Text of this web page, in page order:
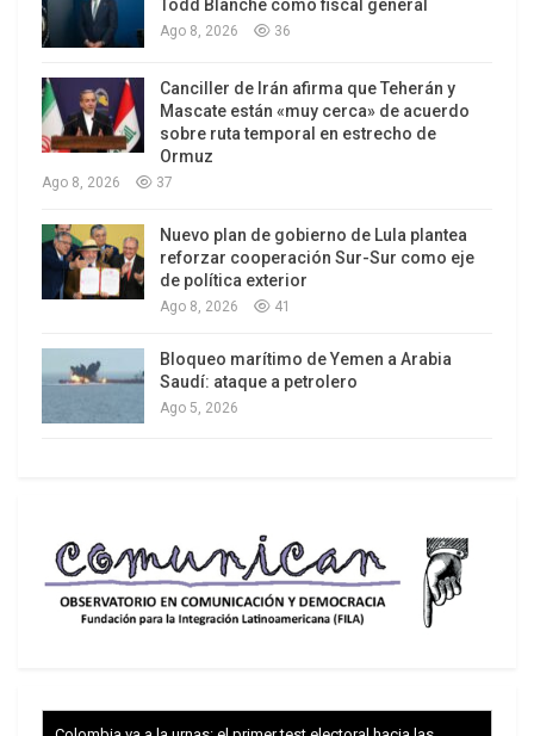
por una convergencia excepcional entre distintas
común de desregulación, apertura y reforma del
Estado. Esa alianza permitió construir una
mayoría política, pero no eliminó las
contradicciones entre quienes la integran. Una vez
conquistado el aparato estatal, comenzó una
disputa por la orientación concreta del proyecto y
por la administración de los nuevos espacios de
Por eso, la principal contradicción política de la
etapa se desarrolla al interior del propio bloque de
empresariado, aparece hoy atravesado por una
tensión entre dos proyectos de acumulación,
donde juegan empresarios, jueces y servicios de
inteligencia.
Todd Blanche como fiscal general
Ago 8, 2026 36
Canciller de Irán afirma que Teherán y
Mascate están «muy cerca» de acuerdo
sobre ruta temporal en estrecho de
Ormuz
Ago 8, 2026 37
Nuevo plan de gobierno de Lula plantea
reforzar cooperación Sur-Sur como eje
de política exterior
Ago 8, 2026 41
Bloqueo marítimo de Yemen a Arabia
Saudí: ataque a petrolero
Ago 5, 2026